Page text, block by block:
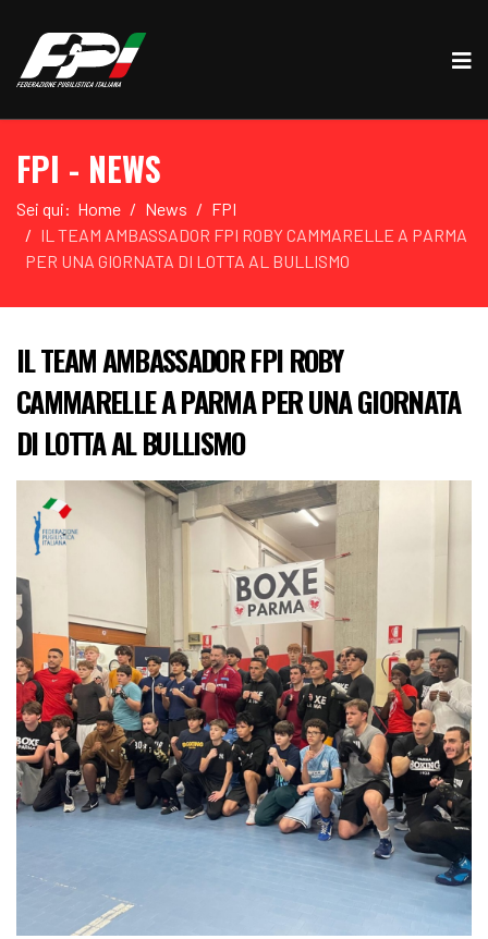
FPI - NEWS
Sei qui: Home News
FPI
IL TEAM AMBASSADOR FPI ROBY CAMMARELLE A PARMA
PER UNA GIORNATA DI LOTTA AL BULLISMO
IL TEAM AMBASSADOR FPI ROBY
CAMMARELLE A PARMA PER UNA GIORNATA
DI LOTTA AL BULLISMO